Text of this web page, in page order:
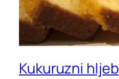
Kukuruzni hljeb